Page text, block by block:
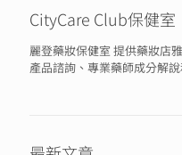
CityCare Club保健室
麗登藥妝保健室 提供藥妝店
產品諮詢、專業藥師成分解